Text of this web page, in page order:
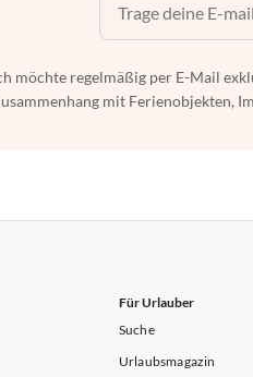
möchte regelmäßig per E-Mail
mit Ferienobjekten,
Für Urlauber
Suche
Urlaubsmagazin